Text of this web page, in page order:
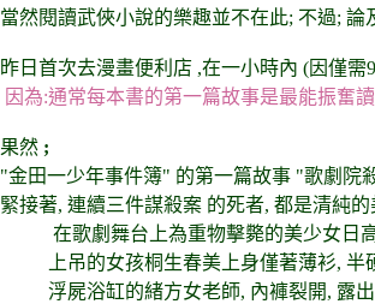
當然閱讀武俠小說的樂趣並不在此; 不過;
昨日首次去漫畫便利店 ,在一小時內 (因僅
因為:通常每本書的第一篇故事是最能振奮
果然 ;
"金田一少年事件簿" 的第一篇故事 "歌劇院
緊接著, 連續三件謀殺案 的死者, 都是清純
在歌劇舞台上為重物擊斃的美少女日高
上吊的女孩桐生春美上身僅著薄衫, 半硬
浮屍浴缸的緒方女老師, 內褲裂開, 露出